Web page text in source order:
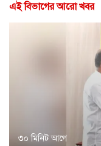
এই বিভাগের আরো খবর
৩০ মিনিট আগে